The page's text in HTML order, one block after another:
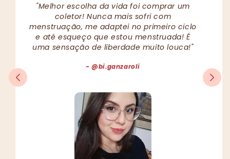
"Melhor escolha da vida foi comprar um
coletor! Nunca mais sofri com
menstruação, me adaptei no primeiro ciclo
e até esqueço que estou menstruada! É
uma sensação de liberdade muito louca!"
- @bi.ganzaroli